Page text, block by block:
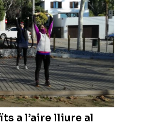
a l’aire lliure al